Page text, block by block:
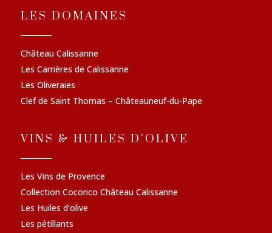
LES DOMAINES
Château Calissanne
Les Carrières de Calissanne
Les Oliveraies
Clef de Saint Thomas – Châteauneuf-du-Pape
VINS & HUILES D'OLIVE
Les Vins de Provence
Collection Cocorico Château Calissanne
Les Huiles d’olive
Les pétillants